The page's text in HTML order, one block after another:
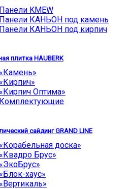
Панели KMEW
Панели КАНЬОН под камень
Панели КАНЬОН под кирпич
плитка HAUBERK
«Камень»
«Кирпич»
«Кирпич Оптима»
Комплектующие
сайдинг GRAND LINE
«Корабельная доска»
«Квадро Брус»
«ЭкоБрус»
«Блок-хаус»
«Вертикаль»